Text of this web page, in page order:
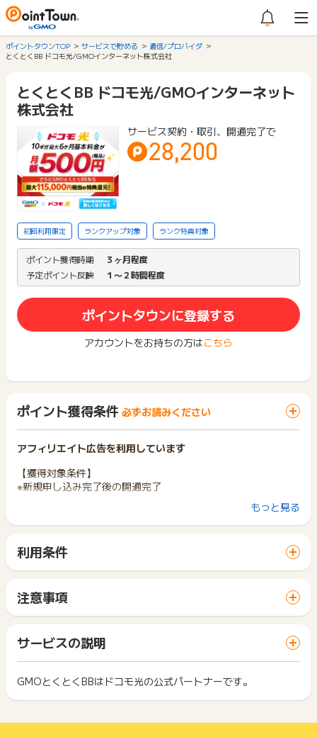
ポイントタウンTOP サービスで貯める
通信/プロバイダ
とくとくBB ドコモ光/GMOインターネット株式会社
とくとくBB ドコモ光/GMOインターネット
株式会社
サービス契約・取引、開通完了で
28,200
初回利用限定 ランクアップ対象 ランク特典対象
ポイント獲得時期
３ヶ月程度
予定ポイント反映
１〜２時間程度
ポイントタウンに登録する
アカウントをお持ちの方はこちら
ポイント獲得条件 必ずお読みください
アフィリエイト広告を利用しています
【獲得対象条件】
※新規申し込み完了後の開通完了
※不正入会、申込キャンセル、他サイトからの最終申込、未納、
となります。
※電話からのお申込みの場合はポイント対象外となります。
※電話番号の入力間違いが発生しております。お電話番号に入力
不備がある場合ポイント対象外となりますので入力の際お間違
いがないかご注意くださいませ。
※ポイントに関するお問い合わせは、
ポイントタウンのサポート
までお問い合わせください。ポイントについて、広告主に直接
ざいます。
もっと見る
利用条件
サイトに移動してからお申し込みやお買い物が完了するまでの
間に、同じブラウザ（※）で他のサイトに移動した場合はポイン
ト獲得ができません。
「 サイトへ行ってポイントGET 」ボタンを押した時とサービ
ス・お買い物利用時で、デバイス・ブラウザが異なる場合はポ
イント獲得ができません。
2回以上同じお買い物・サービスをご利用される場合は、毎回
ポイントタウンに戻り、「 サイトへ行ってポイントGET 」ボ
注意事項
一部のサービスにつきましては、1商品につき10円単位の金額
は切り捨てとなります。
ポイント獲得が1ポイント未満のものは切り捨てとなり、ポイ
ント履歴には記載されません。
原則として広告主側のポイント等を利用して支払われた金額分
につきましては、ポイントタウンのポイント獲得の対象には含
サービスの説明
GMOとくとくBBはドコモ光の公式パートナーです。